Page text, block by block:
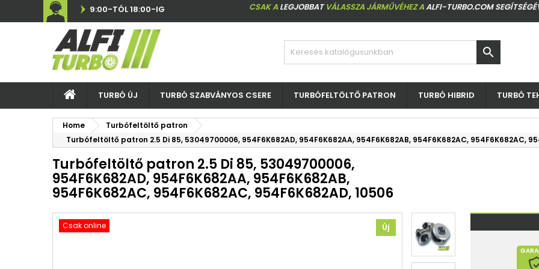
9:00-TÓL 18:00-IG CSAK A LEGJOBBATVÁLASSZA JÁRMŰVÉHEZ AALFI-TURBO.COM

TURBÓ ÚJ TURBÓ SZABVÁNYOS CSERE TURBÓFELTÖLTŐ PATRON TURBÓ HIBRID TURBÓ
Home
Turbófeltöltő patron
Turbófeltöltő patron 2.5 Di 85, 53049700006, 954F6K682AD, 954F6K682AA, 954F6K682AB, 954F6K682AC, 954F6K682AC,
Turbófeltöltő patron 2.5 Di 85, 53049700006,
954F6K682AD, 954F6K682AA, 954F6K682AB,
954F6K682AC, 954F6K682AC, 954F6K682AD, 10506
Csak online Új